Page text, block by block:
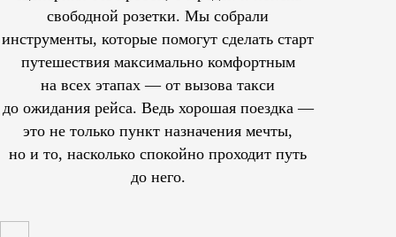
свободной розетки. Мы собрали
инструменты, которые помогут сделать старт
путешествия максимально комфортным
на всех этапах — от вызова такси
до ожидания рейса. Ведь хорошая поездка —
это не только пункт назначения мечты,
но и то, насколько спокойно проходит путь
до него.